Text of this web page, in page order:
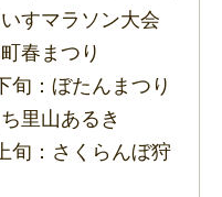
すマラソン大会
春まつり
旬：ぼたんまつり
里山あるき
旬：さくらんぼ狩